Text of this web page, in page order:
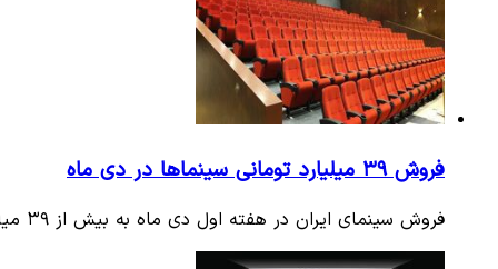
فروش ۳۹ میلیارد تومانی سینما‌ها در دی ماه
فروش سینمای ایران در هفته اول دی ماه به بیش از ۳۹ میلیارد و ۶۲۳ میلیون تومان رسید و در این هفته ۲۴ هزار و سه نفر به…